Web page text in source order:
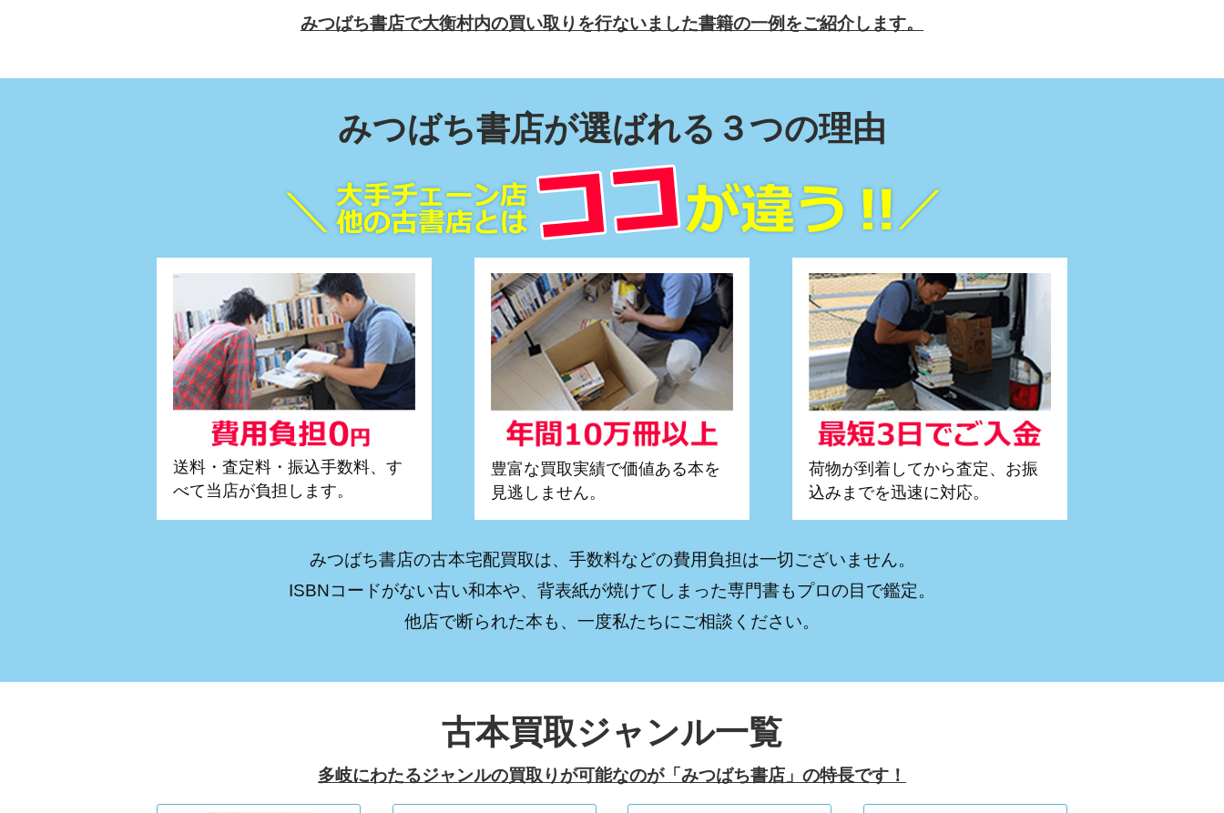
みつばち書店で大衡村内の買い取りを行ないました書籍の一例をご紹介します。
みつばち書店が選ばれる ３つの理由
送料・査定料・振込手数料、す
べて当店が負担します。
豊富な買取実績で価値ある本を
見逃しません。
荷物が到着してから査定、お振
込みまでを迅速に対応。
みつばち書店の古本宅配買取は、手数料などの費用負担は一切ございません。
ISBNコードがない古い和本や、背表紙が焼けてしまった専門書もプロの目で鑑定。
他店で断られた本も、一度私たちにご相談ください。
古本買取ジャンル一覧
多岐にわたるジャンルの買取りが可能なのが「みつばち書店」の特長です！